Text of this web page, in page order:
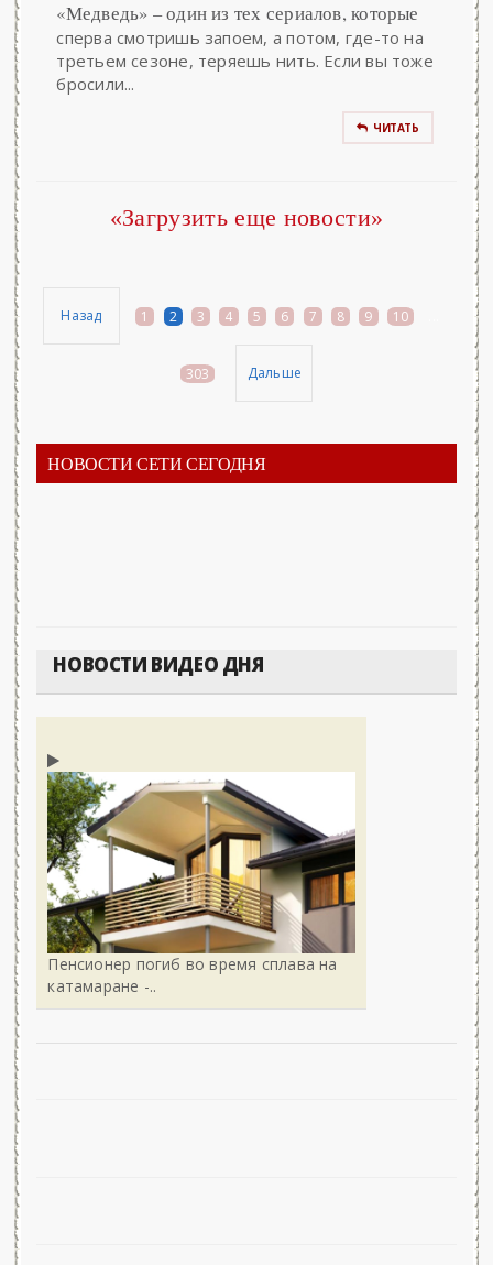
«Медведь» – один из тех сериалов, которые
сперва смотришь запоем, а потом, где-то на
третьем сезоне, теряешь нить. Если вы тоже
бросили...
ЧИТАТЬ
«Загрузить еще новости»
Назад 1 2 3 4 5 6 7 8 9 10
303 Дальше
НОВОСТИ СЕТИ СЕГОДНЯ
НОВОСТИ ВИДЕО ДНЯ
Пенсионер погиб во время сплава на
катамаране -..